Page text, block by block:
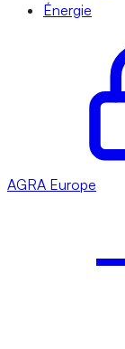
Énergie
AGRA Europe